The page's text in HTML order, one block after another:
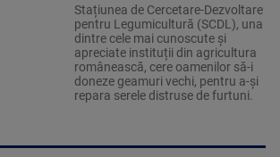
Stațiunea de Cercetare-Dezvoltare
pentru Legumicultură (SCDL), una
dintre cele mai cunoscute și
apreciate instituții din agricultura
românească, cere oamenilor să-i
doneze geamuri vechi, pentru a-și
repara serele distruse de furtuni.